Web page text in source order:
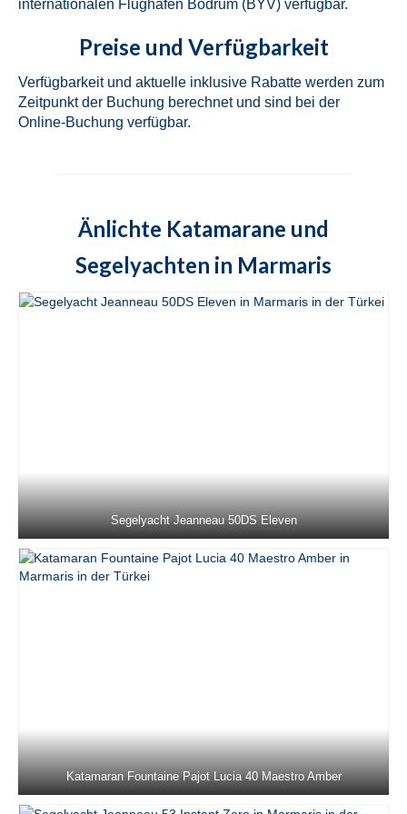
in Marmaris in der Türkei
Fountaine Pajot Lucia 40 Quatour Sky
Fountaine Pajot Astrea 42 Quatour Adele
in Marmaris in der Türkei
Türkei
Fountaine Pajot Elba 45 Quatour Milly 2 in
Marmaris in der Türkei
Lagoon 450F Loryma Sailing in Marmaris
Marmaris in der Türkei
Dufour 390 Grand Large Lady D in
Beneteau Oceanis 40 Zezo in Marmaris in
Jeanneau Sun Odyssey 410 Sky Lina in
Marmaris in der Türkei
Beneteau Cyclades 43.4 Blondie in
internationalen Flughafen Bodrum (BYV) verfügbar.
Preise und Verfügbarkeit
Verfügbarkeit und aktuelle inklusive Rabatte werden zum
Zeitpunkt der Buchung berechnet und sind bei der
Online-Buchung verfügbar.
Änlichte Katamarane und
Segelyachten in Marmaris
Segelyacht Jeanneau 50DS Eleven
Katamaran Fountaine Pajot Lucia 40 Maestro Amber